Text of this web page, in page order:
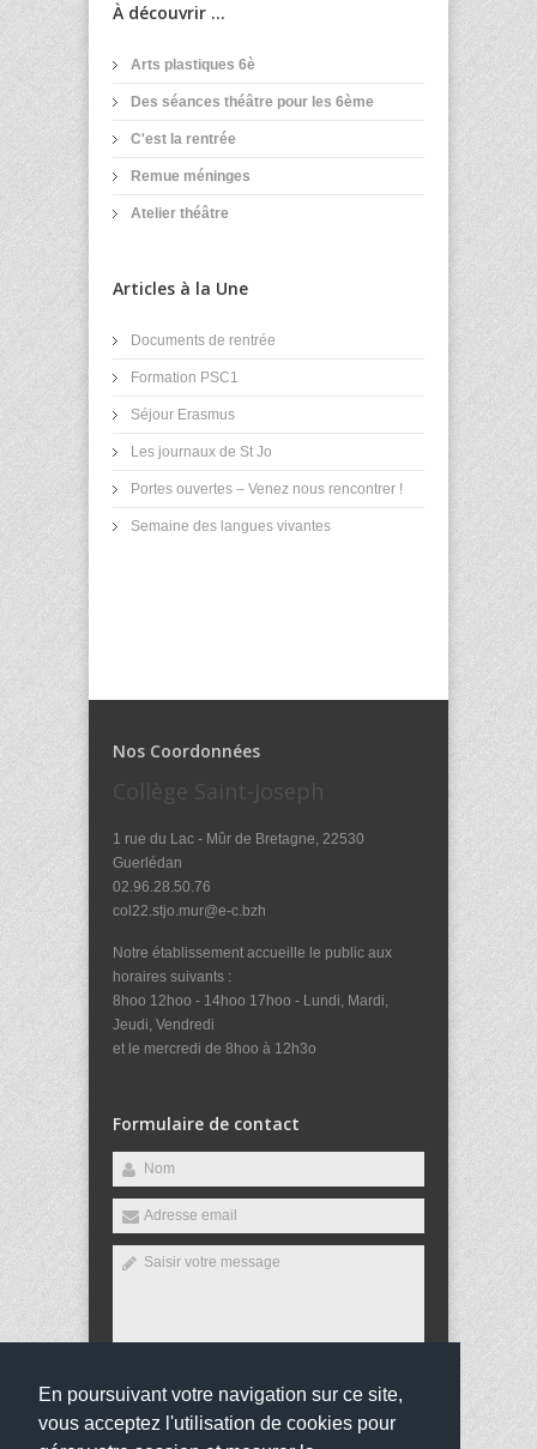
En poursuivant votre navigation sur ce site,
vous acceptez l'utilisation de cookies pour
À découvrir ...
Arts plastiques 6è
Des séances théâtre pour les 6ème
C'est la rentrée
Remue méninges
Atelier théâtre
Articles à la Une
Documents de rentrée
Formation PSC1
Séjour Erasmus
Les journaux de St Jo
Portes ouvertes – Venez nous rencontrer !
Semaine des langues vivantes
Nos Coordonnées
Collège Saint-Joseph
1 rue du Lac - Mûr de Bretagne, 22530
Guerlédan
02.96.28.50.76
col22.stjo.mur@e-c.bzh
Notre établissement accueille le public aux
horaires suivants :
8hoo 12hoo - 14hoo 17hoo - Lundi, Mardi,
Jeudi, Vendredi
et le mercredi de 8hoo à 12h3o
Formulaire de contact
Envoyer